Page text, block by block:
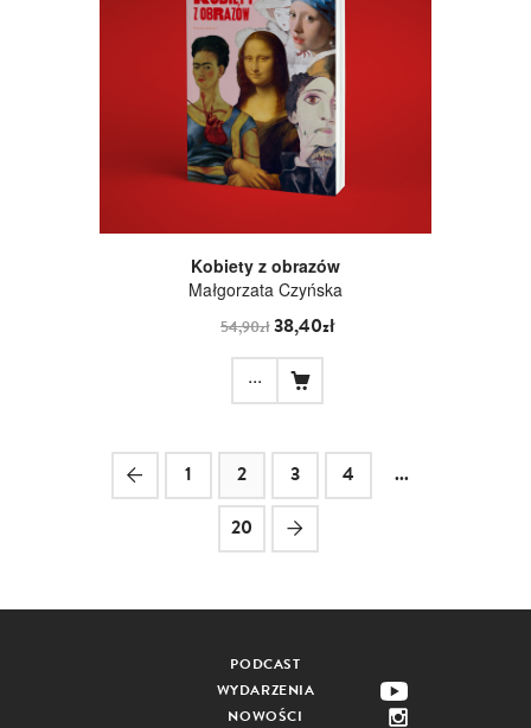
Kobiety z obrazów
Małgorzata Czyńska
54,90zł38,40zł
...
1 2 3 4
...
20
PODCAST
WYDARZENIA
NOWOŚCI